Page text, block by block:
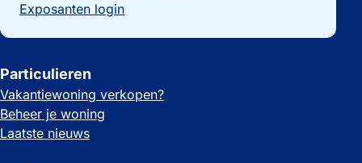
Exposanten login
Particulieren
Vakantiewoning verkopen?
Beheer je woning
Laatste nieuws